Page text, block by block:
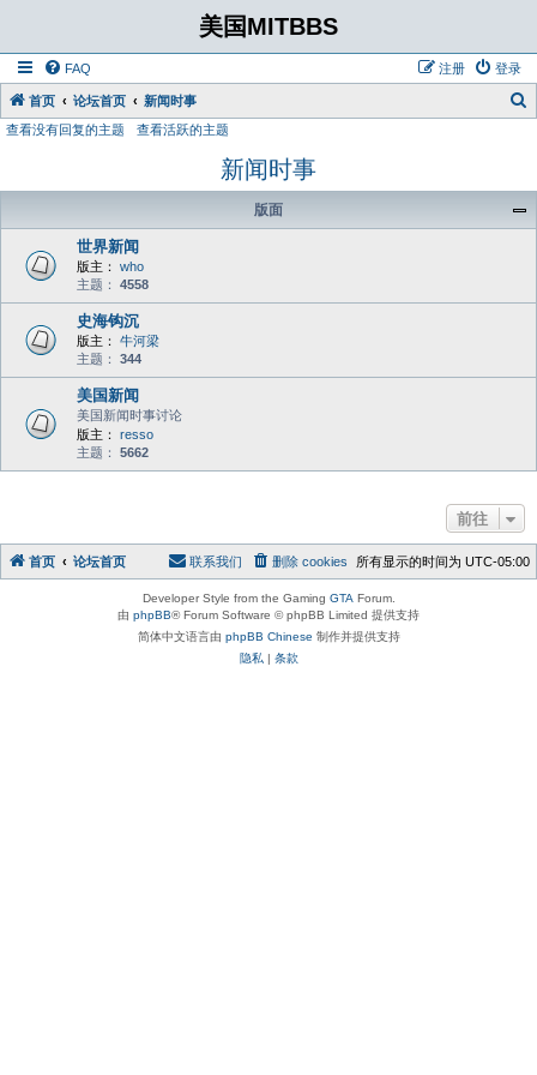
美国MITBBS
FAQ 登录
注册
首页 论坛首页 新闻时事
查看没有回复的主题 查看活跃的主题
新闻时事
版面
世界新闻
版主：
who
主题： 4558
史海钩沉
版主：
牛河梁
主题： 344
美国新闻
美国新闻时事讨论
版主：
resso
主题： 5662
前往
首页 论坛首页 所有显示的时间为 UTC-05:00
删除 cookies
联系我们
Developer Style from the Gaming GTA Forum.
由 phpBB® Forum Software © phpBB Limited 提供支持
简体中文语言由 phpBB Chinese 制作并提供支持
隐私 | 条款